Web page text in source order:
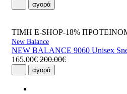
αγορά
ΤΙΜΗ E-SHOP-18%
New Balance
NEW BALANCE 9060 Unisex
165.00€ 200.00€
αγορά